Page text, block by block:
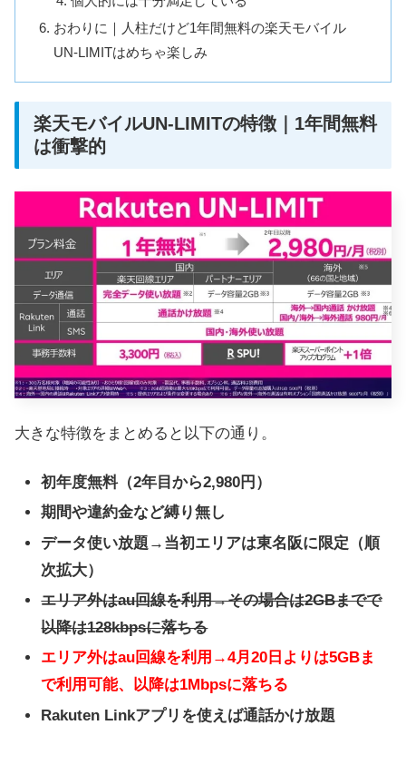
おわりに｜人柱だけど1年間無料の楽天モバイル
UN-LIMITはめちゃ楽しみ
楽天モバイルUN-LIMITの特徴｜1年間無料
は衝撃的
大きな特徴をまとめると以下の通り。
初年度無料（2年目から2,980円）
期間や違約金など縛り無し
データ使い放題→当初エリアは東名阪に限定（順
次拡大）
エリア外はau回線を利用→その場合は2GBまでで
以降は128kbpsに落ちる
エリア外はau回線を利用→4月20日よりは5GBま
で利用可能、以降は1Mbpsに落ちる
Rakuten Linkアプリを使えば通話かけ放題